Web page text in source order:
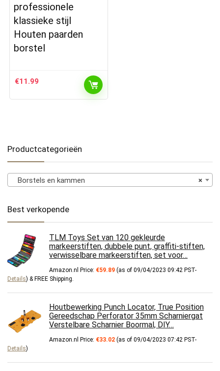
professionele
klassieke stijl
Houten paarden
borstel
€11.99
Productcategorieën
×
Borstels en kammen
Best verkopende
TLM Toys Set van 120 gekleurde
markeerstiften, dubbele punt, graffiti-stiften,
verwisselbare markeerstiften, set voor…
Amazon.nl Price: €59.89 (as of 09/04/2023 09:42 PST-
Details) & FREE Shipping
Houtbewerking Punch Locator, True Position
Gereedschap Perforator 35mm Scharniergat
Verstelbare Scharnier Boormal, DIY…
Amazon.nl Price: €33.02 (as of 09/04/2023 07:42 PST-
Details)